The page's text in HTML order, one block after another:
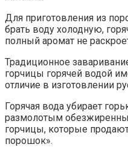
Для приготовления из
брать воду холодную,
полный аромат не
Традиционное
горчицы горячей водой
отличие в изготовлении
Горячая вода убирает
размолотым
горчицы, которые
порошок».